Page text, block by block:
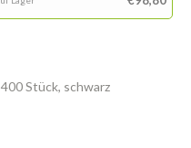
Stück, schwarz